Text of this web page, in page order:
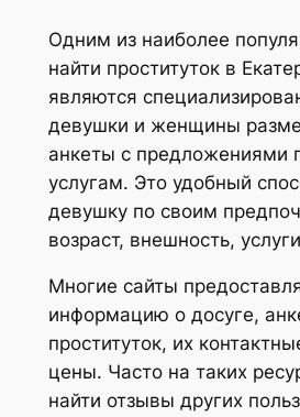
Одним из наиболее
найти проституток в
являются
девушки и женщины
анкеты с предложениями
услугам. Это удобный
девушку по своим
возраст, внешность,
Многие сайты
информацию о досуге,
проституток, их
цены. Часто на таких
найти отзывы других